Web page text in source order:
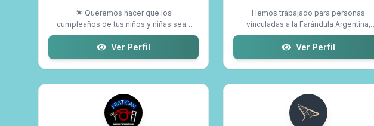
🌟 Queremos hacer que los
cumpleaños de tus niños y niñas sean
especiales . Hace...
Ver Perfil
Hemos trabajado para personas
vinculadas a la Farándula Argentina,
como para Eve...
Ver Perfil